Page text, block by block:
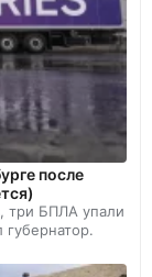
после
три БПЛА упали